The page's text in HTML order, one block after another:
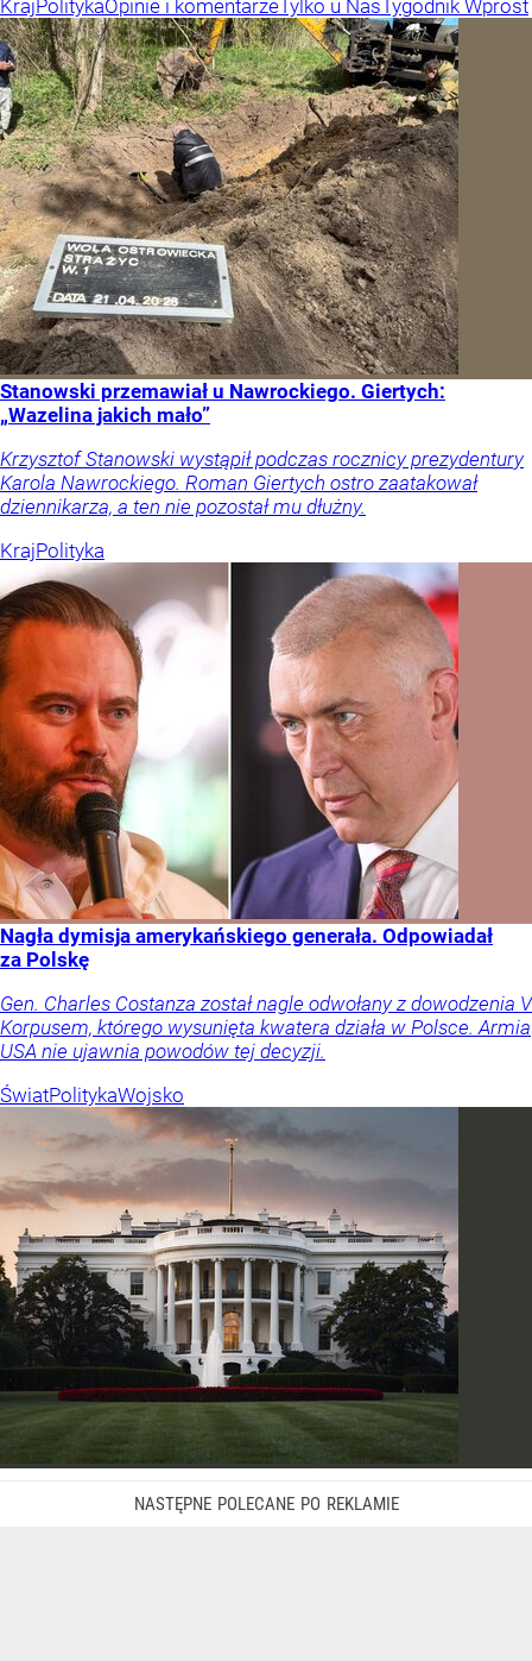
KrajPolitykaOpinie i komentarze Tylko u Nas Tygodnik Wprost
Stanowski przemawiał u Nawrockiego. Giertych:
„Wazelina jakich mało”
Krzysztof Stanowski wystąpił podczas rocznicy prezydentury
Karola Nawrockiego. Roman Giertych ostro zaatakował
dziennikarza, a ten nie pozostał mu dłużny.
KrajPolityka
Nagła dymisja amerykańskiego generała. Odpowiadał
za Polskę
Gen. Charles Costanza został nagle odwołany z dowodzenia V
Korpusem, którego wysunięta kwatera działa w Polsce. Armia
USA nie ujawnia powodów tej decyzji.
ŚwiatPolitykaWojsko